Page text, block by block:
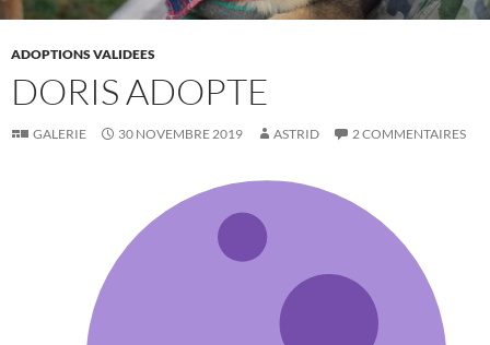
ADOPTIONS VALIDEES
DORIS ADOPTE
GALERIE 30 NOVEMBRE 2019 ASTRID 2 COMMENTAIRES